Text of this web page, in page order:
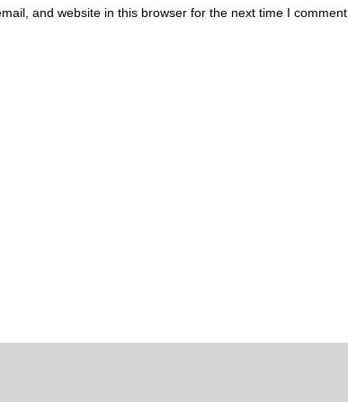
and website in this browser for the next time I comment.